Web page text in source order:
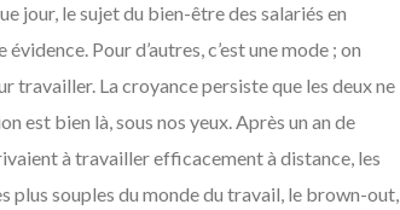
jour, le sujet du bien-être des salariés en
Pour d’autres, c’est une mode ; on
travailler. La croyance persiste que les deux ne
est bien là, sous nos yeux. Après un an de
à travailler efficacement à distance, les
plus souples du monde du travail, le brown-out,